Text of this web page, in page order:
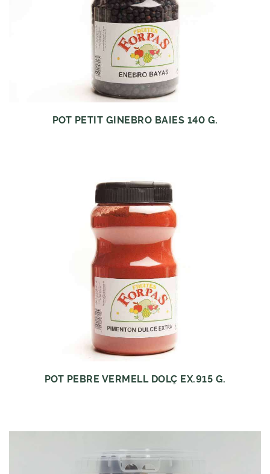
POT PETIT GINEBRO BAIES 140 G.
POT PEBRE VERMELL DOLÇ EX.915 G.